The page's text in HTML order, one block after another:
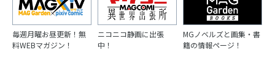
毎週月曜お昼更新！無
料WEBマガジン！
ニコニコ静画に出張
中！
MGノベルズと画集・書
籍の情報ページ！